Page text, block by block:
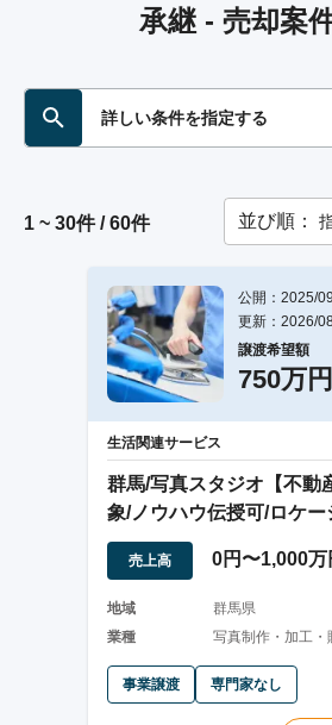
承継 - 売却案
詳しい条件を指定する
1 ~ 30件 / 60件 並び順：
公開：2025/
更新：2026/
譲渡希望額
750万円
生活関連サービス
群馬/写真スタジオ【不動
象/ノウハウ伝授可/ロケー
に強み】
売上高 0円〜1,000万
地域
群馬県
業種
写真制作・加工・
事業譲渡 専門家なし